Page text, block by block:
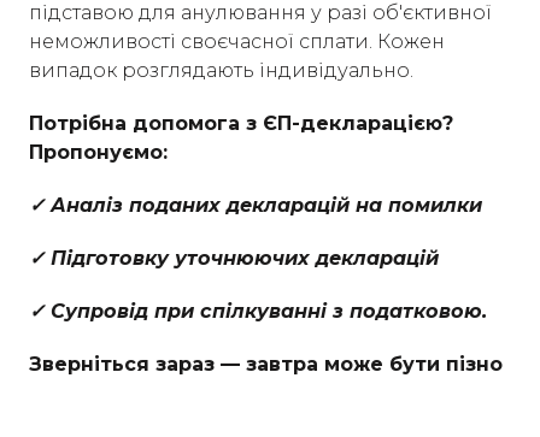
підставою для анулювання у разі об'єктивної
неможливості своєчасної сплати. Кожен
випадок розглядають індивідуально.
Потрібна допомога з ЄП-декларацією?
Пропонуємо:
✓ Аналіз поданих декларацій на помилки
✓ Підготовку уточнюючих декларацій
✓ Супровід при спілкуванні з податковою.
Зверніться зараз — завтра може бути пізно